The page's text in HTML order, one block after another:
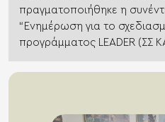
πραγματοποιήθηκε η
“Ενημέρωση για το
προγράμματος LEADER (ΣΣ